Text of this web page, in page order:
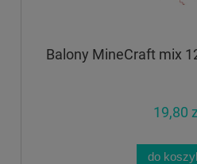
Balony MineCraft mix
19,80
do